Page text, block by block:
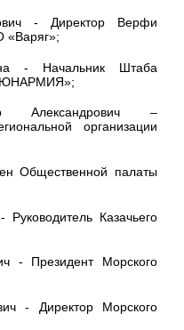
- Директор Верфи
«Варяг»;
- Начальник Штаба
Александрович –
организации
Общественной палаты
Казачьего
- Президент Морского
- Директор Морского